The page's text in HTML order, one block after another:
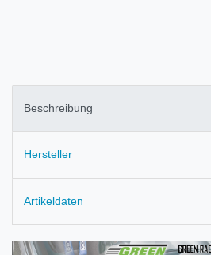
Beschreibung
Hersteller
Artikeldaten